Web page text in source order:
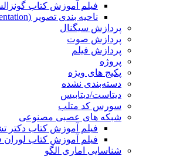
فیلم آموزش کتاب
ناحیه بندی تصویر (Image Segmentation)
پردازش سیگنال
پردازش صوت
پردازش فیلم
پروژه
پکیج های ویژه
دسته‌بندی نشده
دیتاست/دیتابیس
سورس کد متلب
شبکه های عصبی مصنوعی
فیلم آموزش کتاب دکتر
فیلم آموزش کتاب
شناسایی اماری الگو